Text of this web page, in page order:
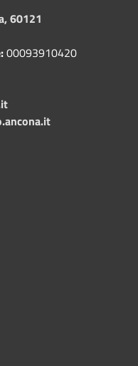
60121
00093910420